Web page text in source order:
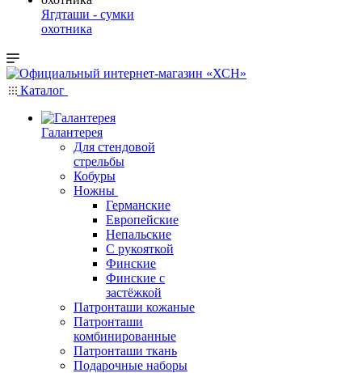
Ягдташи - сумки
охотника
Каталог
Галантерея
Для стендовой
стрельбы
Кобуры
Ножны
Германские
Европейские
Непальские
С рукояткой
Финские
Финские с
застёжкой
Патронташи кожаные
Патронташи
комбинированные
Патронташи ткань
Подарочные наборы